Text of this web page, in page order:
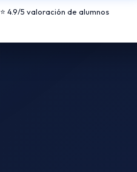
⭐ 4.9/5 valoración de alumnos